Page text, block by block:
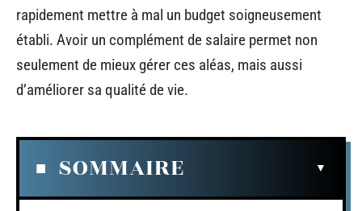
rapidement mettre à mal un budget soigneusement
établi. Avoir un complément de salaire permet non
seulement de mieux gérer ces aléas, mais aussi
d’améliorer sa qualité de vie.
SOMMAIRE